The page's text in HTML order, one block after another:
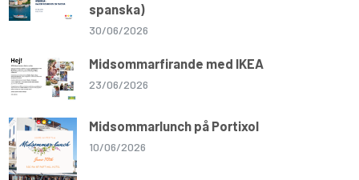
spanska)
30/06/2026
Midsommarfirande med IKEA
23/06/2026
Midsommarlunch på Portixol
10/06/2026